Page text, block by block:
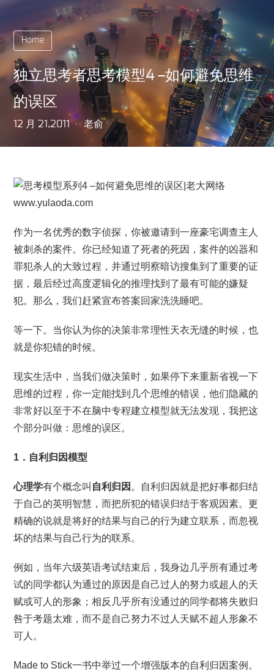
Home
独立思考者思考模型4 –如何避免思维
的误区
12 月 21,2011 老俞
作为一名优秀的数字侦探，你被邀请到一座豪宅调查主人
被刺杀的案件。你已经知道了死者的死因，案件的凶器和
罪犯杀人的大致过程，并通过明察暗访搜集到了重要的证
据，最后经过高度逻辑化的推理找到了最有可能的嫌疑
犯。那么，我们赶紧宣布答案回家洗洗睡吧。
等一下。当你认为你的决策非常理性天衣无缝的时候，也
就是你犯错的时候。
现实生活中，当我们做决策时，如果停下来重新省视一下
思维的过程，你一定能找到几个思维的错误，他们隐藏的
非常好以至于不在脑中专程建立模型就无法发现，我把这
个部分叫做：思维的误区。
1．自利归因模型
心理学有个概念叫 自利归因 。自利归因就是把好事都归结
于自己的英明智慧，而把所犯的错误归结于客观因素。更
精确的说就是将好的结果与自己的行为建立联系，而忽视
坏的结果与自己行为的联系。
例如，当年六级英语考试结束后，我身边几乎所有通过考
试的同学都认为通过的原因是自己过人的努力或超人的天
赋或可人的形象；相反几乎所有没通过的同学都将失败归
咎于考题太难，而不是自己努力不过人天赋不超人形象不
可人。
Made to Stick一书中举过一个增强版本的自利归因案例。